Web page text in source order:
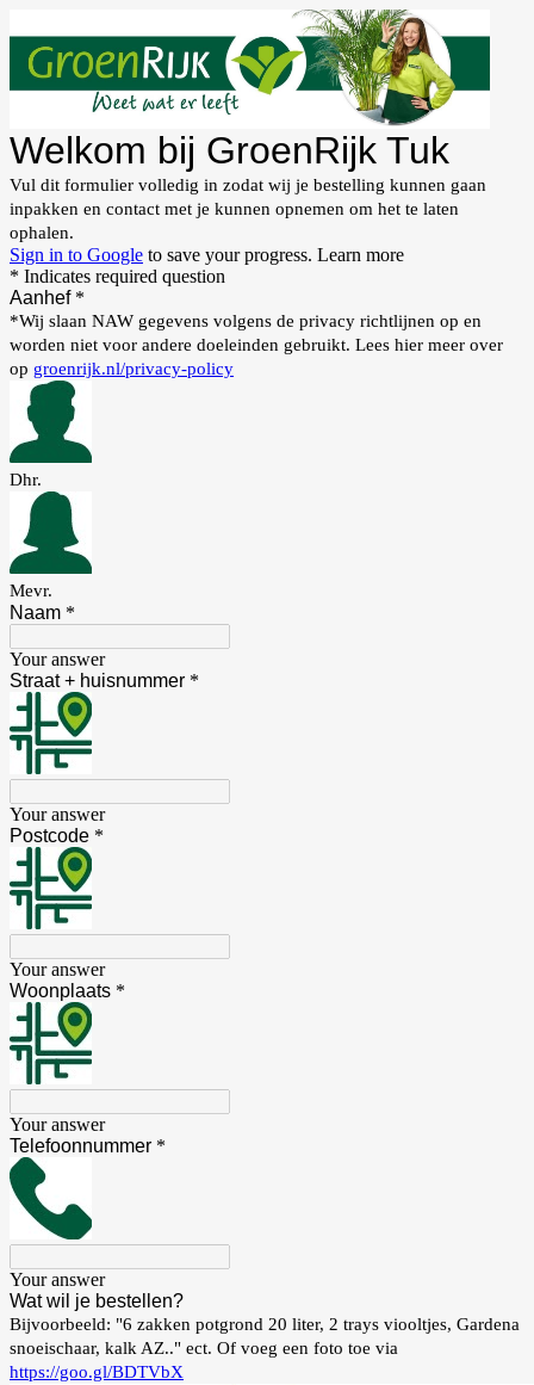
Welkom bij GroenRijk Tuk
Vul dit formulier volledig in zodat wij je bestelling kunnen gaan
inpakken en contact met je kunnen opnemen om het te laten
ophalen.
Sign in to Google to save your progress. Learn more
* Indicates required question
Aanhef*
*Wij slaan NAW gegevens volgens de privacy richtlijnen op en
worden niet voor andere doeleinden gebruikt. Lees hier meer over
op groenrijk.nl/privacy-policy
Dhr.
Mevr.
Naam *
Your answer
Straat + huisnummer *
Your answer
Postcode *
Your answer
Woonplaats *
Your answer
Telefoonnummer *
Your answer
Wat wil je bestellen?
Bijvoorbeeld: "6 zakken potgrond 20 liter, 2 trays viooltjes, Gardena
snoeischaar, kalk AZ.." ect. Of voeg een foto toe via
https://goo.gl/BDTVbX